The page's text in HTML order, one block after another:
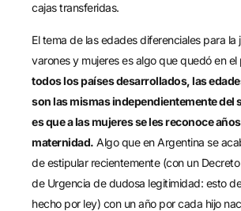
cajas transferidas.
El tema de las edades diferenciales para la
varones y mujeres es algo que quedó en el
todos los países desarrollados, las
son las mismas independientemente del
es que a las mujeres se les reconoce
maternidad. Algo que en Argentina se
deestipularrecientemente (con un
de Urgencia de dudosa legitimidad: esto
hecho por ley) con unaño por cada hijo